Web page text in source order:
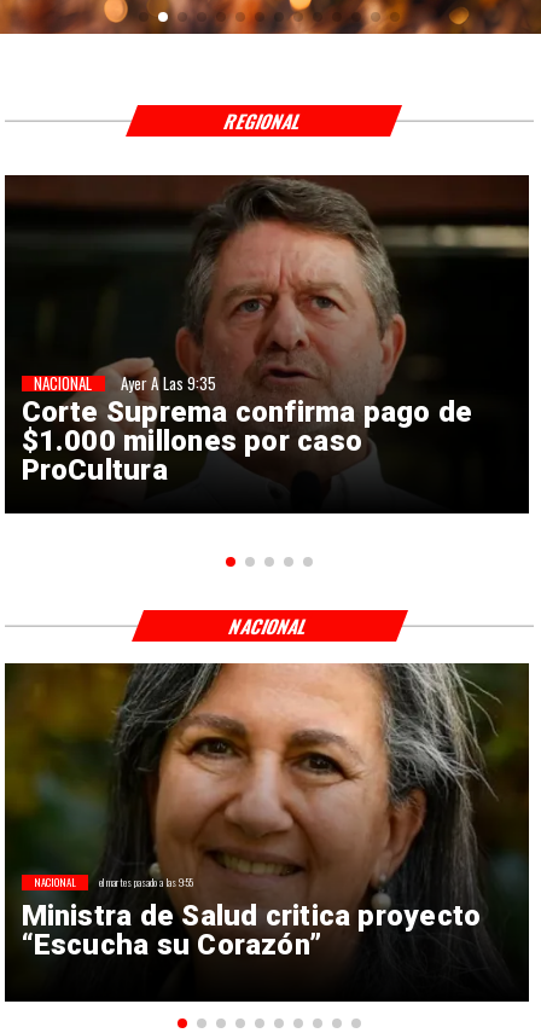
Corte Suprema confirma pago de
$1.000 millones por caso
ProCultura
NACIONAL Ayer A Las 9:35
REGIONAL
Ministra de Salud critica proyecto
“Escucha su Corazón”
NACIONAL el martes pasado a las 9:55
NACIONAL